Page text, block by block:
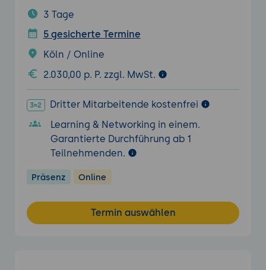
3 Tage
5 gesicherte Termine
Köln / Online
2.030,00 p. P. zzgl. MwSt.
Dritter Mitarbeitende kostenfrei
Learning & Networking in einem.
Garantierte Durchführung ab 1
Teilnehmenden.
Präsenz Online
Termin auswählen